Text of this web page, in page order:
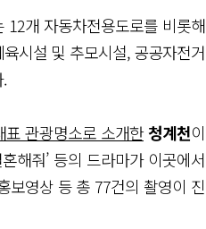
12개 자동차전용도로를 비롯해
시설 및 추모시설, 공공자전거
.
관광명소로 소개한청계천이
해줘’ 등의 드라마가 이곳에서
보영상 등 총 77건의 촬영이 진